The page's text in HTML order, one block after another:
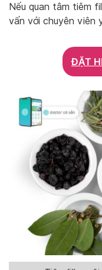
Nếu quan tâm tiêm
vấn với chuyên viên
ĐẶT